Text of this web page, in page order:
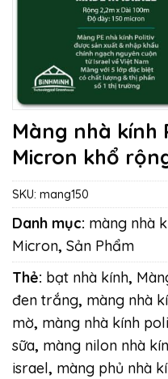
Màng nhà kính
Micron khổ
SKU: mang150
Danh mục: màng nhà
Micron, Sản Phẩm
Thẻ: bạt nhà kính,
đen trắng, màng nhà
mờ, màng nhà kính
sữa, màng nilon nhà
israel, màng phủ nhà